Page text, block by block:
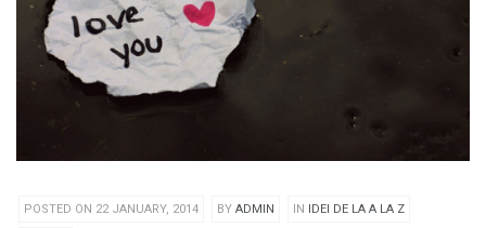
POSTED ON 22 JANUARY, 2014 BY ADMIN IN IDEI DE LA A LA Z